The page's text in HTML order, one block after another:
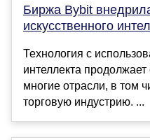
Биржа Bybit
искусственного
Технология с
интеллекта
многие отрасли, в том
торговую индустрию. ...